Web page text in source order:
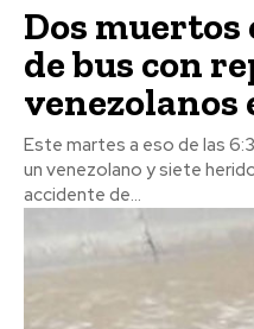
Dos muertos
de bus con
venezolanos
Este martes a eso de las
un venezolano y siete
accidente de...